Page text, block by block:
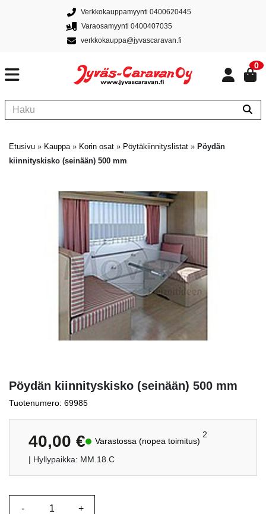
Verkkokauppamyynti 0400620445
Varaosamyynti 0400407035
verkkokauppa@jyvascaravan.fi
0
Etusivu » Kauppa» Korin osat » Pöytäkiinnityslistat » Pöydän
kiinnityskisko (seinään) 500 mm
Pöydän kiinnityskisko (seinään) 500 mm
Tuotenumero: 69985
40,00 € Varastossa (nopea toimitus)
2
| Hyllypaikka: MM.18.C